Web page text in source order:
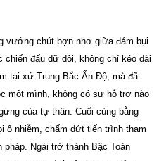
vướng chút bợn nhơ giữa đám bụi
chiến đấu dữ dội, không chỉ kéo dài
tại xứ Trung Bắc Ấn Độ, mà đã
một mình, không có sự hỗ trợ nào
của tự thân. Cuối cùng bằng
ô nhiễm, chấm dứt tiến trình tham
pháp. Ngài trở thành Bậc Toàn